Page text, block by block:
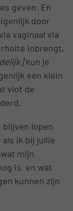
geven. En
door
vaginaal via
inbrengt,
kun je
een klein
vlot de
blijven lopen
ik bij jullie
mijn
is, en wat
kunnen zijn